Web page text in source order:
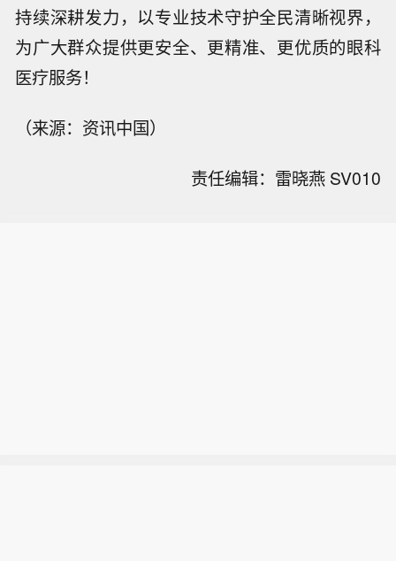
持续深耕发力，以专业技术守护全民清晰视界，
为广大群众提供更安全、更精准、更优质的眼科
医疗服务！
（来源：资讯中国）
责任编辑：雷晓燕 SV010